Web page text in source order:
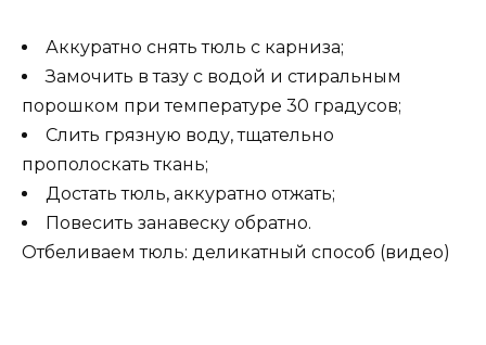
Аккуратно снять тюль с карниза;
Замочить в тазу с водой и стиральным
порошком при температуре 30 градусов;
Слить грязную воду, тщательно
прополоскать ткань;
Достать тюль, аккуратно отжать;
Повесить занавеску обратно.
Отбеливаем тюль: деликатный способ (видео)